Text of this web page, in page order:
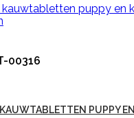
00316
PUPPY